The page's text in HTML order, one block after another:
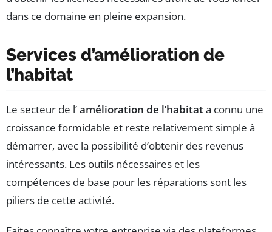
dans ce domaine en pleine expansion.
Services d’amélioration de
l’habitat
Le secteur de l’amélioration de l’habitata connu une
croissance formidable et reste relativement simple à
démarrer, avec la possibilité d’obtenir des revenus
intéressants. Les outils nécessaires et les
compétences de base pour les réparations sont les
piliers de cette activité.